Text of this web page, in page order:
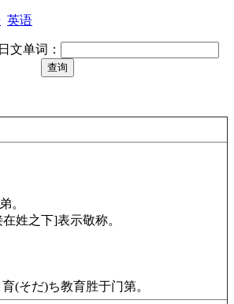
英语
文单词：
。
在姓之下]表示敬称。
(そだ)ち教育胜于门第。